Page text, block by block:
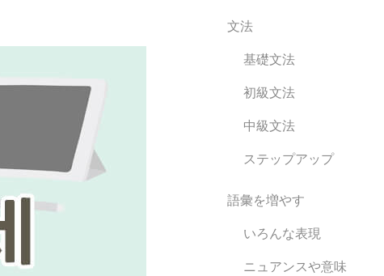
文法
基礎文法
初級文法
中級文法
ステップアップ
語彙を増やす
いろんな表現
ニュアンスや意味